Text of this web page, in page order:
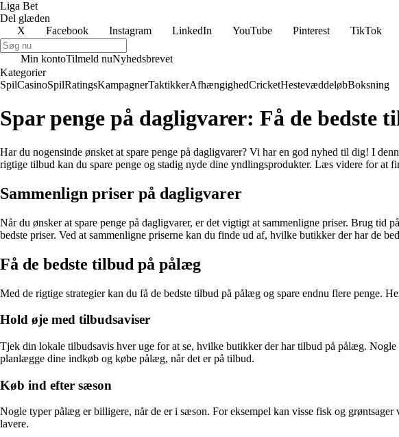
Liga Bet
Del glæden
X
Facebook Instagram LinkedIn YouTube Pinterest TikTok
Min kontoTilmeld nuNyhedsbrevet
Kategorier
SpilCasinoSpilRatingsKampagnerTaktikkerAfhængighedCricketHestevæddeløbBoksning
Spar penge på dagligvarer: Få de bedste
Har du nogensinde ønsket at spare penge på dagligvarer? Vi har en god nyhed til dig! I
rigtige tilbud kan du spare penge og stadig nyde dine yndlingsprodukter. Læs videre for at
Sammenlign priser på dagligvarer
Når du ønsker at spare penge på dagligvarer, er det vigtigt at sammenligne priser. Brug
bedste priser. Ved at sammenligne priserne kan du finde ud af, hvilke butikker der har de
Få de bedste tilbud på pålæg
Med de rigtige strategier kan du få de bedste tilbud på pålæg og spare endnu flere penge.
Hold øje med tilbudsaviser
Tjek din lokale tilbudsavis hver uge for at se, hvilke butikker der har tilbud på pålæg. Nogle
planlægge dine indkøb og købe pålæg, når det er på tilbud.
Køb ind efter sæson
Nogle typer pålæg er billigere, når de er i sæson. For eksempel kan visse fisk og
lavere.